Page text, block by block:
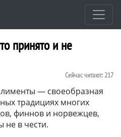
принято и не
Сейчас читают: 217
— своеобразная
традициях многих
финнов и норвежцев,
в чести.